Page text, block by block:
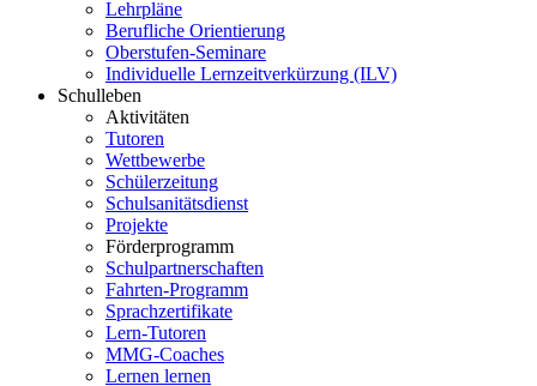
Lehrpläne
Berufliche Orientierung
Oberstufen-Seminare
Individuelle Lernzeitverkürzung (ILV)
Schulleben
Aktivitäten
Tutoren
Wettbewerbe
Schülerzeitung
Schulsanitätsdienst
Projekte
Förderprogramm
Schulpartnerschaften
Fahrten-Programm
Sprachzertifikate
Lern-Tutoren
MMG-Coaches
Lernen lernen